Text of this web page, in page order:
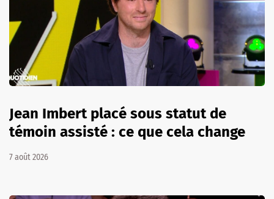
Jean Imbert placé sous statut de
témoin assisté : ce que cela change
7 août 2026